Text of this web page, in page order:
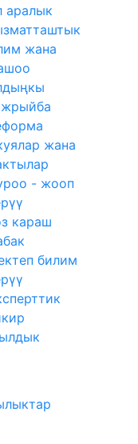
аралык
жана
жана
- жооп
караш
билим